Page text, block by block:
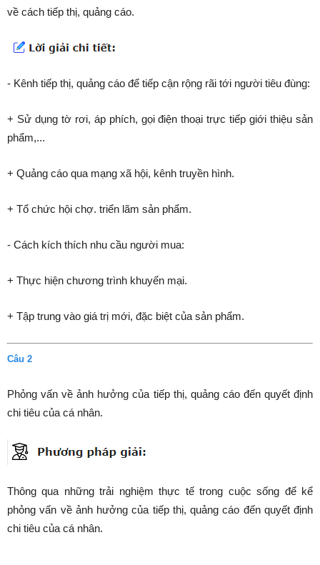
về cách tiếp thị, quảng cáo.
- Kênh tiếp thị, quảng cáo để tiếp cận rộng rãi tới người tiêu đùng:
+ Sử dụng tờ rơi, áp phích, gọi điện thoại trực tiếp giới thiệu sản
phẩm,...
+ Quảng cáo qua mạng xã hội, kênh truyền hình.
+ Tổ chức hội chợ. triển lãm sản phẩm.
- Cách kích thích nhu cầu người mua:
+ Thực hiện chương trình khuyến mại.
+ Tập trung vào giá trị mới, đặc biệt của sản phẩm.
Câu 2
Phỏng vấn về ảnh hưởng của tiếp thị, quảng cáo đến quyết định
chi tiêu của cá nhân.
Thông qua những trải nghiệm thực tế trong cuộc sống để kể
phỏng vấn về ảnh hưởng của tiếp thị, quảng cáo đến quyết định
chi tiêu của cá nhân.